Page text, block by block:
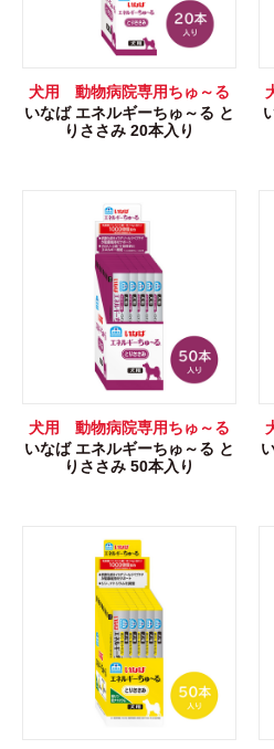
犬用 動物病院専用ちゅ～る
いなば エネルギーちゅ～る と
りささみ 20本入り
犬用 動物病院専用ちゅ～る
いなば エネルギーちゅ～る と
りささみ 50本入り